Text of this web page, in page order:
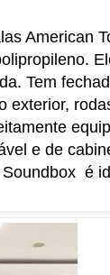
American
Tem
exterior,
e de
é